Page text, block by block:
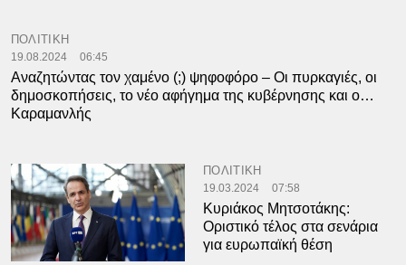
ΠΟΛΙΤΙΚΗ
19.08.2024 06:45
Αναζητώντας τον χαμένο (;) ψηφοφόρο – Οι πυρκαγιές, οι
δημοσκοπήσεις, το νέο αφήγημα της κυβέρνησης και ο…
Καραμανλής
ΠΟΛΙΤΙΚΗ
19.03.2024 07:58
Κυριάκος Μητσοτάκης:
Οριστικό τέλος στα σενάρια
για ευρωπαϊκή θέση